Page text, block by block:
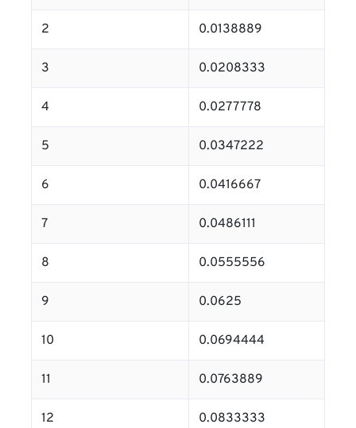
2 0.0138889
3 0.0208333
4 0.0277778
5 0.0347222
6 0.0416667
7 0.0486111
8 0.0555556
9 0.0625
10 0.0694444
11 0.0763889
12 0.0833333